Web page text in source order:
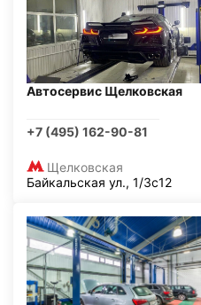
Автосервис Щелковская
+7 (495) 162-90-81
Щелковская
Байкальская ул., 1/3с12